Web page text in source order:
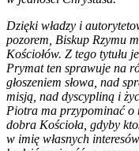
Dzięki władzy i
pozorem, Biskup Rzymu
Kościołów. Z tego tytułu
Prymat ten sprawuje na
głoszeniem słowa, nad
misją, nad dyscypliną i
Piotra ma przypominać o
dobra Kościoła, gdyby
w imię własnych